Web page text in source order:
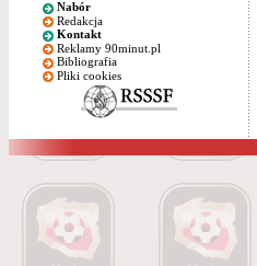
Nabór
Redakcja
Kontakt
Reklamy 90minut.pl
Bibliografia
Pliki cookies